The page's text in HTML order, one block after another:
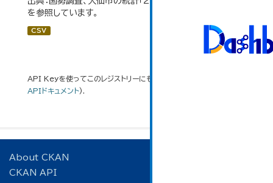
を参照しています。
CSV
API Keyを使ってこのレジストリーにもアクセス可能です
APIドキュメント).
About CKAN
CKAN API